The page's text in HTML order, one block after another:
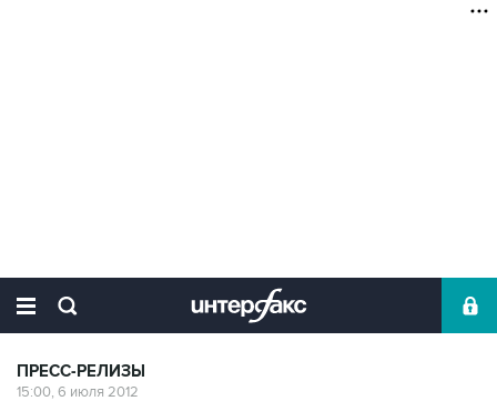
ПРЕСС-РЕЛИЗЫ
15:00, 6 июля 2012